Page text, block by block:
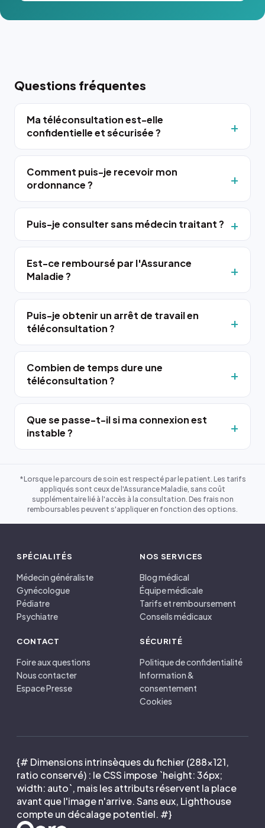
Questions fréquentes
Ma téléconsultation est-elle
confidentielle et sécurisée ?
Comment puis-je recevoir mon
ordonnance ?
Puis-je consulter sans médecin traitant ?
Est-ce remboursé par l'Assurance
Maladie ?
Puis-je obtenir un arrêt de travail en
téléconsultation ?
Combien de temps dure une
téléconsultation ?
Que se passe-t-il si ma connexion est
instable ?
*Lorsque le parcours de soin est respecté par le patient. Les tarifs
appliqués sont ceux de l'Assurance Maladie, sans coût
supplémentaire lié à l'accès à la consultation. Des frais non
remboursables peuvent s'appliquer en fonction des options.
SPÉCIALITÉS
Médecin généraliste
Gynécologue
Pédiatre
Psychiatre
NOS SERVICES
Blog médical
Équipe médicale
Tarifs et remboursement
Conseils médicaux
CONTACT
Foire aux questions
Nous contacter
Espace Presse
SÉCURITÉ
Politique de confidentialité
Information &
consentement
Cookies
{# Dimensions intrinsèques du fichier (288×121,
ratio conservé) : le CSS impose `height: 36px;
width: auto`, mais les attributs réservent la place
avant que l'image n'arrive. Sans eux, Lighthouse
compte un décalage potentiel. #}